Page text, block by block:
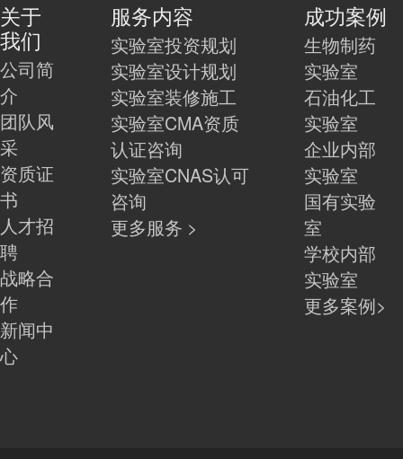
关于
我们
公司简
介
团队风
采
资质证
书
人才招
聘
战略合
作
新闻中
心
服务内容
实验室投资规划
实验室设计规划
实验室装修施工
实验室CMA资质
认证咨询
实验室CNAS认可
咨询
更多服务 >
成功案例
生物制药
实验室
石油化工
实验室
企业内部
实验室
国有实验
室
学校内部
实验室
更多案例>